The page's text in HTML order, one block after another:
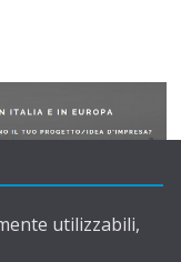
utilizzabili,